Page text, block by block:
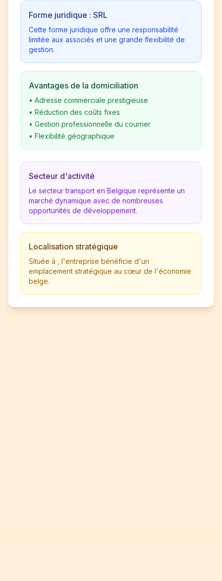
Forme juridique : SRL
Cette forme juridique offre une responsabilité
limitée aux associés et une grande flexibilité de
gestion.
Avantages de la domiciliation
• Adresse commerciale prestigieuse
• Réduction des coûts fixes
• Gestion professionnelle du courrier
• Flexibilité géographique
Secteur d'activité
Le secteur transport en Belgique représente un
marché dynamique avec de nombreuses
opportunités de développement.
Localisation stratégique
Située à , l'entreprise bénéficie d'un
emplacement stratégique au cœur de l'économie
belge.